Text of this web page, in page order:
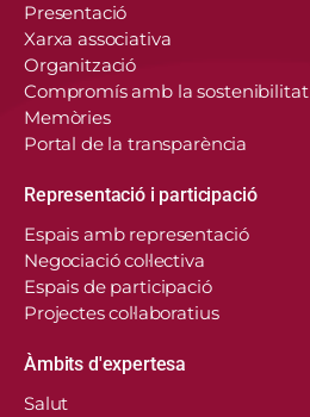
Presentació
Xarxa associativa
Organització
Compromís amb la sostenibilitat
Memòries
Portal de la transparència
Representació i participació
Espais amb representació
Negociació col·lectiva
Espais de participació
Projectes col·laboratius
Àmbits d'expertesa
Salut